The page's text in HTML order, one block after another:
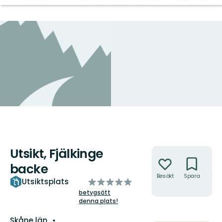
Utsikt, Fjälkinge
backe
Utsiktsplats
av
5
stjärnor
betygsätt
denna plats!
Län:
Besökt Spara